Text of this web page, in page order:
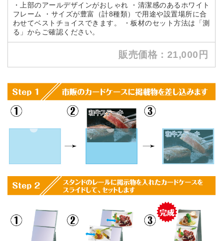
・上部のアールデザインがおしゃれ ・清潔感のあるホワイト
フレーム ・サイズが豊富（計8種類）で用途や設置場所に合
わせてベストチョイスできます。 ・板材のセット方法は「測
る」からご確認ください。
販売価格：21,000円